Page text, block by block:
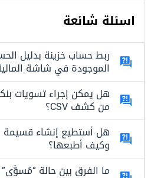
اسئلة شائعة
ربط حساب خزينة بدليل
الموجودة في شاشة
هل يمكن إجراء تسويات
من كشف CSV؟
هل أستطيع إنشاء
وكيف أطبعها؟
ما الفرق بين حالة